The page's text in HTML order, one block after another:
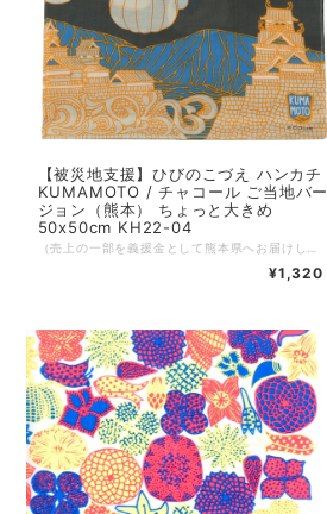
【被災地支援】ひびのこづえ ハンカチ
KUMAMOTO / チャコール ご当地バー
ジョン（熊本） ちょっと大きめ
50x50cm KH22-04
¥1,320